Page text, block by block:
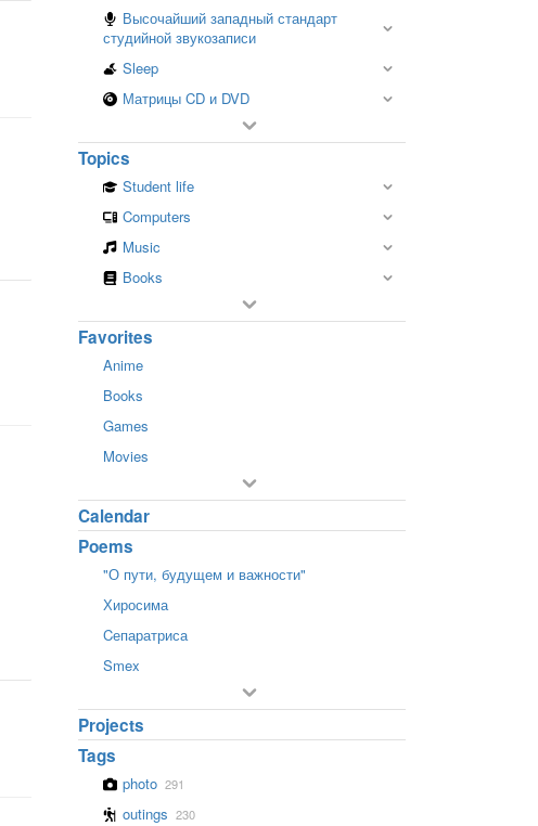
Высочайший западный стандарт
студийной звукозаписи
Sleep
Матрицы CD и DVD
Topics
Student life
Computers
Music
Books
Favorites
Anime
Books
Games
Movies
Calendar
Poems
"О пути, будущем и важности"
Хиросима
Cепаратриса
Smex
Projects
Tags
photo 291
outings 230